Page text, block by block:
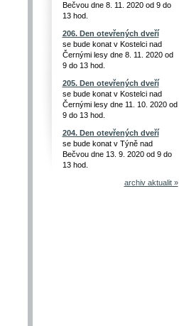
Bečvou dne 8. 11. 2020 od 9 do
13 hod.
206. Den otevřených dveří
se bude konat v Kostelci nad
Černými lesy dne 8. 11. 2020 od
9 do 13 hod.
205. Den otevřených dveří
se bude konat v Kostelci nad
Černými lesy dne 11. 10. 2020 od
9 do 13 hod.
204. Den otevřených dveří
se bude konat v Týně nad
Bečvou dne 13. 9. 2020 od 9 do
13 hod.
archiv aktualit »